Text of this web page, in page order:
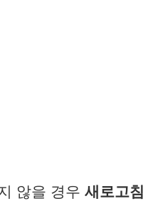
않을 경우 새로고침